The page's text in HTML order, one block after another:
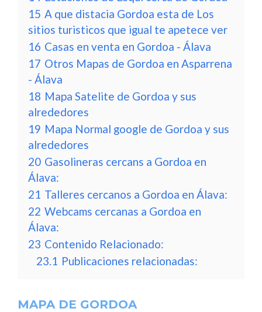
15 A que distacia Gordoa esta de Los
sitios turisticos que igual te apetece ver
16 Casas en venta en Gordoa - Álava
17 Otros Mapas de Gordoa en Asparrena
- Álava
18 Mapa Satelite de Gordoa y sus
alrededores
19 Mapa Normal google de Gordoa y sus
alrededores
20 Gasolineras cercans a Gordoa en
Álava:
21 Talleres cercanos a Gordoa en Álava:
22 Webcams cercanas a Gordoa en
Álava:
23 Contenido Relacionado:
23.1 Publicaciones relacionadas:
MAPA DE GORDOA